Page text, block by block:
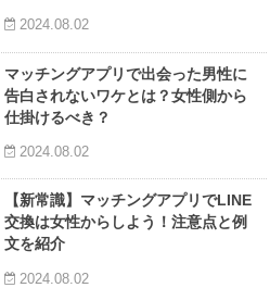
2024.08.02
マッチングアプリで出会った男性に
告白されないワケとは？女性側から
仕掛けるべき？
2024.08.02
【新常識】マッチングアプリでLINE
交換は女性からしよう！注意点と例
文を紹介
2024.08.02